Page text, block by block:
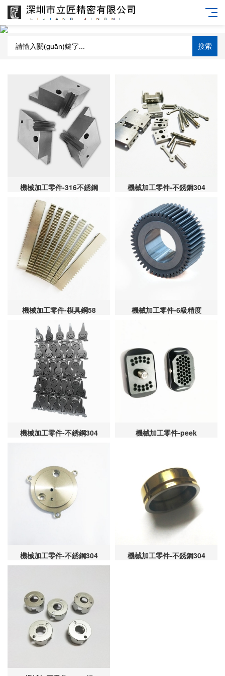
搜索
機械加工零件-316不銹鋼 機械加工零件-不銹鋼304
機械加工零件-模具鋼58 機械加工零件-6級精度
機械加工零件-不銹鋼304 機械加工零件-peek
機械加工零件-不銹鋼304 機械加工零件-不銹鋼304